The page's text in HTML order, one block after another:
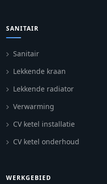
SANITAIR
Sanitair
Lekkende kraan
Lekkende radiator
Verwarming
CV ketel installatie
CV ketel onderhoud
WERKGEBIED